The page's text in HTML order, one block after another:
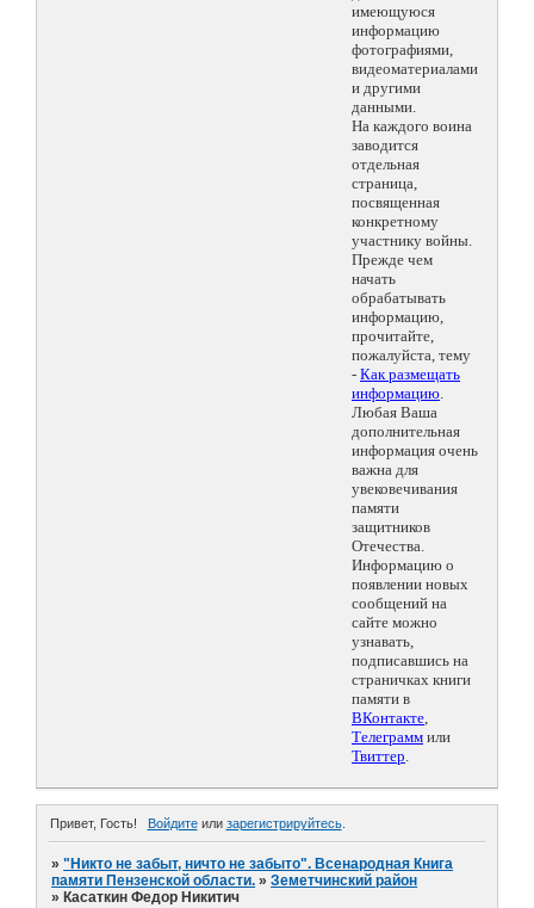
имеющуюся
информацию
фотографиями,
видеоматериалами
и другими
данными.
На каждого воина
заводится
отдельная
страница,
посвященная
конкретному
участнику войны.
Прежде чем
начать
обрабатывать
информацию,
прочитайте,
пожалуйста, тему
- Как размещать
информацию.
Любая Ваша
дополнительная
информация очень
важна для
увековечивания
памяти
защитников
Отечества.
Информацию о
появлении новых
сообщений на
сайте можно
узнавать,
подписавшись на
страничках книги
памяти в
ВКонтакте,
Телеграмм или
Твиттер.
Привет, Гость! Войдитеили зарегистрируйтесь.
»"Никто не забыт, ничто не забыто". Всенародная Книга
памяти Пензенской области. »Земетчинский район
» Касаткин Федор Никитич